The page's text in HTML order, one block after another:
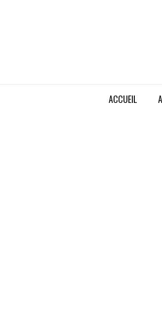
ACCUEIL